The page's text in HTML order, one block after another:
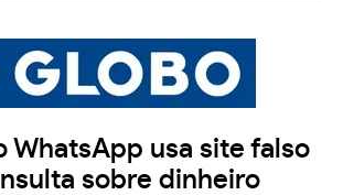
WhatsApp usa site falso
sobre dinheiro